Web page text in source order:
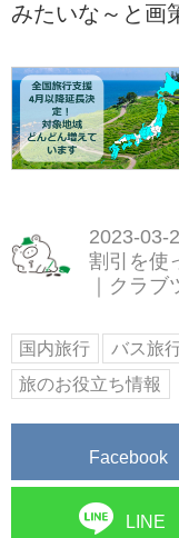
みたいな～と画
2023-03-
割引を使
｜クラ
国内旅行 バス旅
旅のお役立ち情報
Facebook
LINE